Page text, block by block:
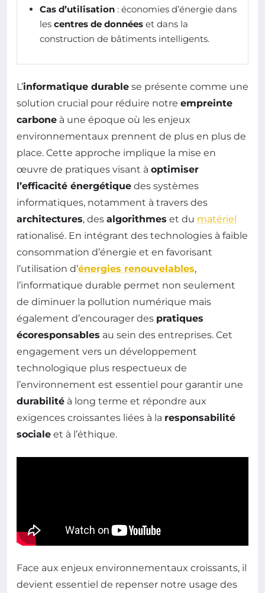
Cas d’utilisation : économies d’énergie dans
les centres de données et dans la
construction de bâtiments intelligents.
L’informatique durable se présente comme une
solution crucial pour réduire notre empreinte
carbone à une époque où les enjeux
environnementaux prennent de plus en plus de
place. Cette approche implique la mise en
œuvre de pratiques visant à optimiser
l’efficacité énergétique des systèmes
informatiques, notamment à travers des
architectures, des algorithmes et du matériel
rationalisé. En intégrant des technologies à faible
consommation d’énergie et en favorisant
l’utilisation d’énergies renouvelables,
l’informatique durable permet non seulement
de diminuer la pollution numérique mais
également d’encourager des pratiques
écoresponsables au sein des entreprises. Cet
engagement vers un développement
technologique plus respectueux de
l’environnement est essentiel pour garantir une
durabilité à long terme et répondre aux
exigences croissantes liées à la responsabilité
sociale et à l’éthique.
Face aux enjeux environnementaux croissants, il
devient essentiel de repenser notre usage des